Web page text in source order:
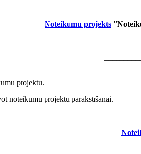
Noteikumu projekts
projektu.
noteikumu projektu parakstīšanai.